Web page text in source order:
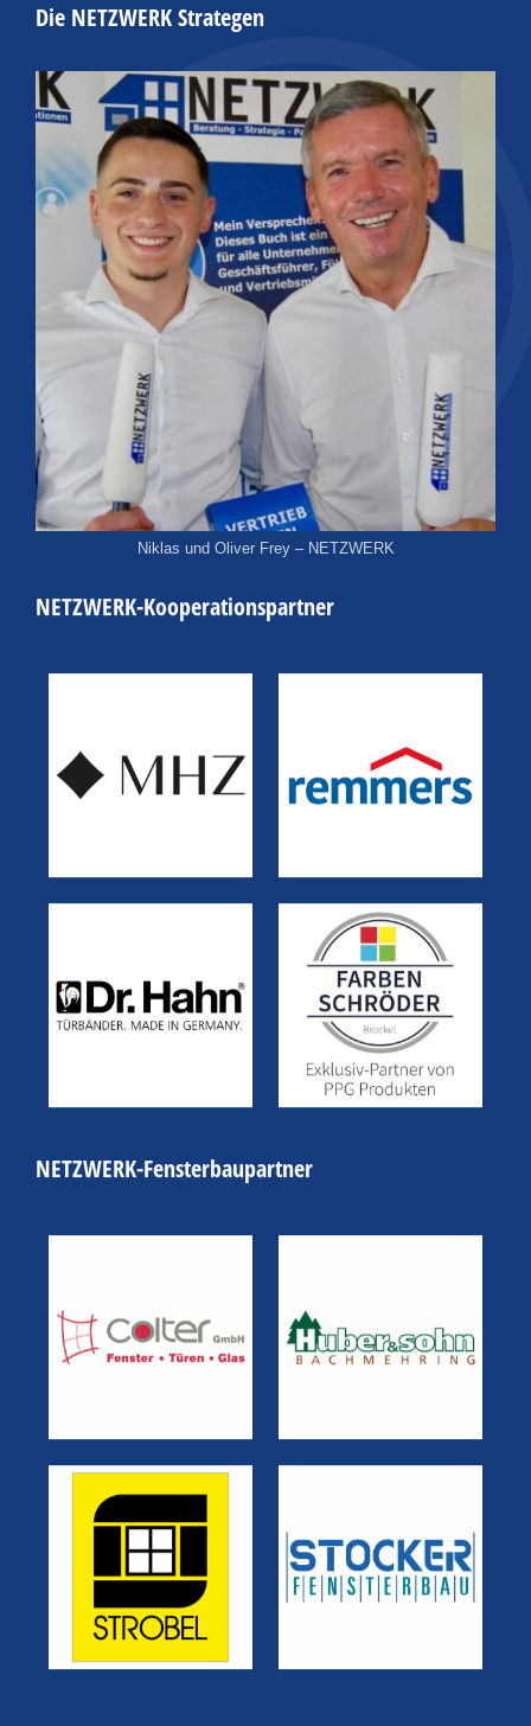
Die NETZWERK Strategen
Niklas und Oliver Frey – NETZWERK
NETZWERK-Kooperationspartner
NETZWERK-Fensterbaupartner